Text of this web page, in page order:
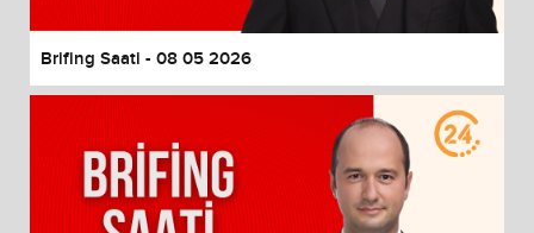
Brifing Saati - 08 05 2026